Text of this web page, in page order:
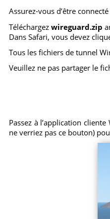
Assurez-vous d’être
Téléchargezwireguard.zip
Dans Safari, vous devez
Tous les fichiers de tunnel
Veuillez ne pas partager le
Passez à l’application
ne verriez pas ce bouton)